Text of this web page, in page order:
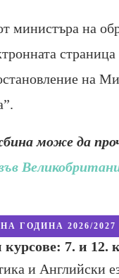
министъра на
на
може да
ГОДИНА 2026/2027
7. и 12.
и Английски